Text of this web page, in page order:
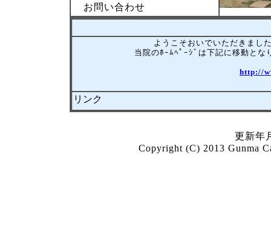
お問い合わせ
ようこそおいでいただきまし
当院のﾎｰﾑﾍﾟｰｼﾞは下記に移動とな
http://
リンク
更新年
Copyright (C) 2013 Gunma